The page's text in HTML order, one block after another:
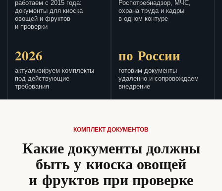
работаем с 2015 года:
документы для киоска
овощей и фруктов
и проверки
Роспотребнадзор, МЧС,
охрана труда и кадры
в одном контуре
2026
актуализируем комплекты
под действующие
требования
по России
готовим документы
удаленно и сопровождаем
внедрение
КОМПЛЕКТ ДОКУМЕНТОВ
Какие документы должны
быть у киоска овощей
и фруктов при проверке